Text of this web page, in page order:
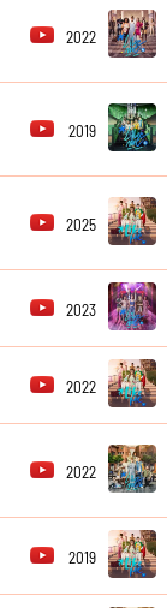
2022
2019
2025
2023
2022
2022
2019